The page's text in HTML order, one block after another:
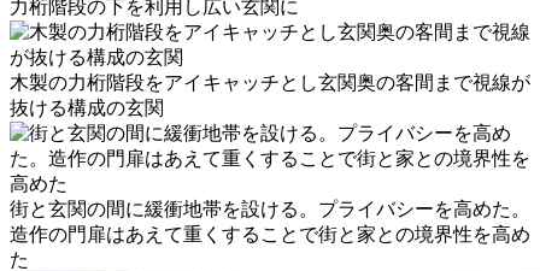
力桁階段の下を利用し広い玄関に
木製の力桁階段をアイキャッチとし玄関奥の客間まで視線が
抜ける構成の玄関
街と玄関の間に緩衝地帯を設ける。プライバシーを高めた。
造作の門扉はあえて重くすることで街と家との境界性を高め
た